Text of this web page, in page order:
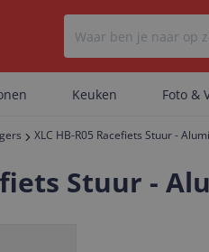
Keuken Foto &
XLC HB-R05 Racefiets Stuur -
Stuur -